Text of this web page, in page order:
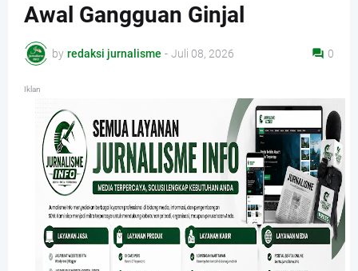
Awal Gangguan Ginjal
by redaksi jurnalisme - Juli 08, 2026 0
Iklan